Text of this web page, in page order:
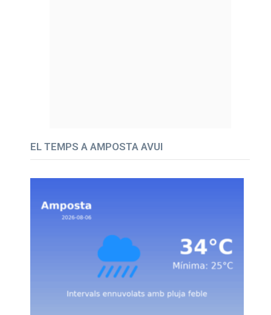
EL TEMPS A AMPOSTA AVUI